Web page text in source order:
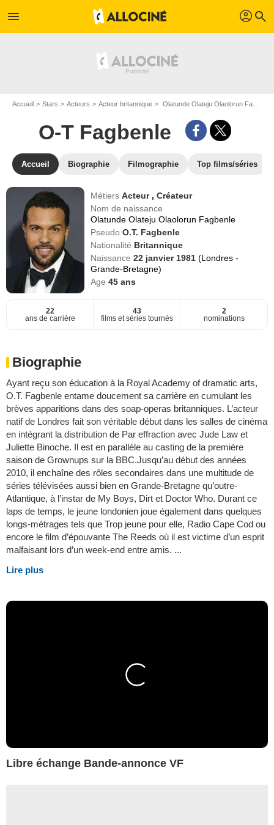
menu profil search
Accueil Stars Acteurs Acteur britannique Olatunde Olateju Olaolorun Fagbenle dit O-T Fagbenle
O-T Fagbenle
Accueil Biographie Filmographie Top films/séries
MétiersActeur ,Créateur
Nom de naissance
Olatunde Olateju Olaolorun Fagbenle
PseudoO.T. Fagbenle
Nationalité Britannique
Naissance22 janvier 1981(Londres -
Grande-Bretagne)
Age45 ans
22
ans de carrière
43
films et séries tournés
2
nominations
Biographie
Ayant reçu son éducation à la Royal Academy of dramatic arts,
O.T. Fagbenle entame doucement sa carrière en cumulant les
brèves apparitions dans des soap-operas britanniques. L’acteur
natif de Londres fait son véritable début dans les salles de cinéma
en intégrant la distribution de Par effraction avec Jude Law et
Juliette Binoche. Il est en parallèle au casting de la première
saison de Grownups sur la BBC.Jusqu’au début des années
2010, il enchaîne des rôles secondaires dans une multitude de
séries télévisées aussi bien en Grande-Bretagne qu’outre-
Atlantique, à l’instar de My Boys, Dirt et Doctor Who. Durant ce
laps de temps, le jeune londonien joue également dans quelques
longs-métrages tels que Trop jeune pour elle, Radio Cape Cod ou
encore le film d’épouvante The Reeds où il est victime d’un esprit
malfaisant lors d’un week-end entre amis. ...
Lire plus
Libre échange Bande-annonce VF